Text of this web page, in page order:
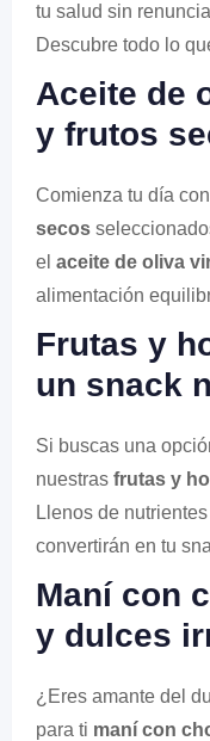
tu salud sin
Descubre todo lo
Aceite de
y frutos
Comienza tu día
secos
el aceite de oliva
alimentación
Frutas y
un snack
Si buscas una
nuestras frutas y
Llenos de
convertirán en tu
Maní con
y dulces
¿Eres amante del
para ti maní con